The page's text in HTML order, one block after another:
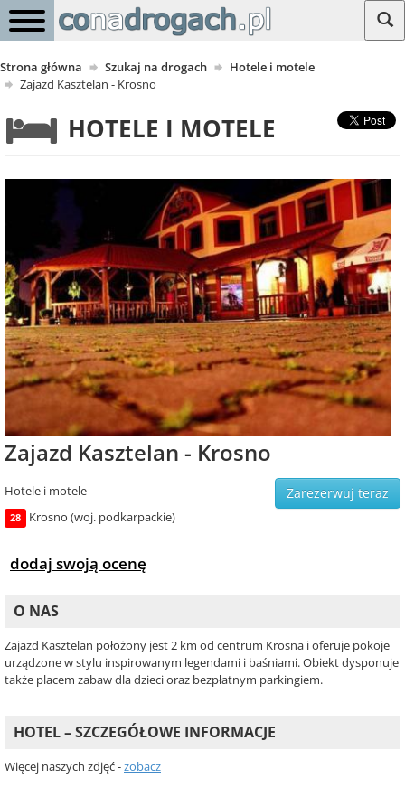
Strona główna Szukaj na drogach
Hotele i motele
Zajazd Kasztelan - Krosno
HOTELE I MOTELE
Zajazd Kasztelan - Krosno
Zarezerwuj teraz
Hotele i motele
28 Krosno (woj. podkarpackie)
dodaj swoją ocenę
O NAS
Zajazd Kasztelan położony jest 2 km od centrum Krosna i oferuje pokoje
urządzone w stylu inspirowanym legendami i baśniami. Obiekt dysponuje
także placem zabaw dla dzieci oraz bezpłatnym parkingiem.
HOTEL – SZCZEGÓŁOWE INFORMACJE
Więcej naszych zdjęć -zobacz